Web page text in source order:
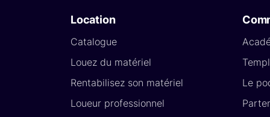
Location
Catalogue
Louez du matériel
Rentabilisez son matériel
Loueur professionnel
Le